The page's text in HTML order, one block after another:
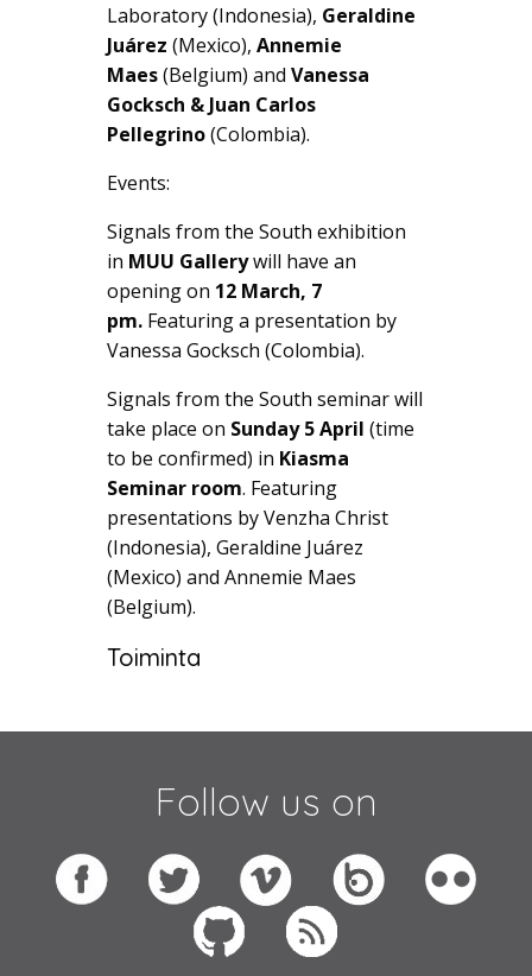
Laboratory (Indonesia), Geraldine
Juárez (Mexico), Annemie
Maes(Belgium) and Vanessa
Gocksch & Juan Carlos
Pellegrino(Colombia).
Events:
Signals from the South exhibition
in MUU Gallerywill have an
opening on 12 March, 7
pm. Featuring a presentation by
Vanessa Gocksch (Colombia).
Signals from the South seminar will
take place on Sunday 5 April (time
to be confirmed) in Kiasma
Seminar room. Featuring
presentations by Venzha Christ
(Indonesia), Geraldine Juárez
(Mexico) and Annemie Maes
(Belgium).
Toiminta
Follow us on